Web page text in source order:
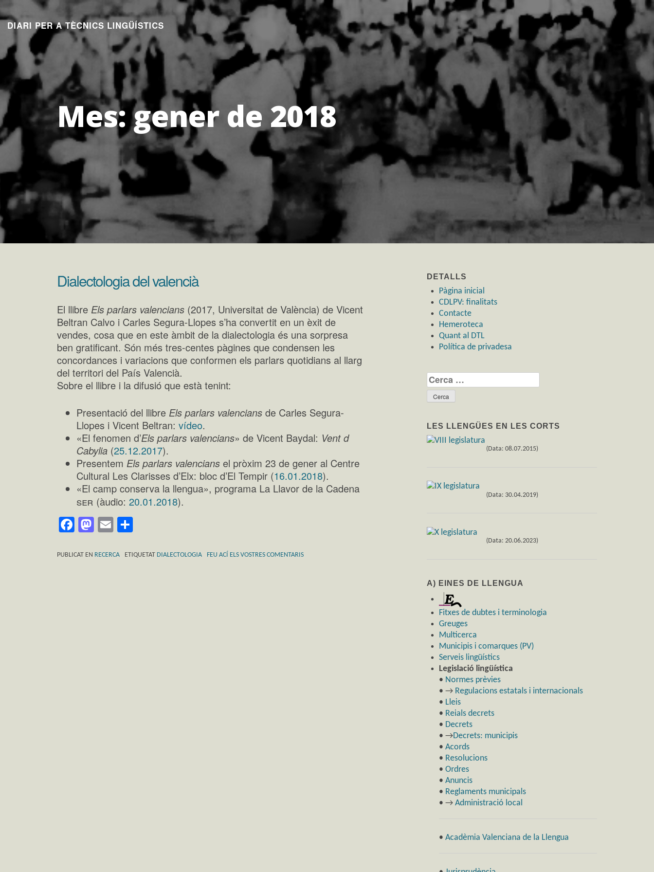
Aneu
al
contingut
DIARI PER A TÈCNICS LINGÜÍSTICS
Mes:gener de 2018
Dialectologia del valencià
El llibre Els parlars valencians (2017, Universitat de València) de Vicent
Beltran Calvo i Carles Segura-Llopes s’ha convertit en un èxit de
vendes, cosa que en este àmbit de la dialectologia és una sorpresa
ben gratificant. Són més tres-centes pàgines que condensen les
concordances i variacions que conformen els parlars quotidians al llarg
del territori del País Valencià.
Sobre el llibre i la difusió que està tenint:
Presentació del llibre Els parlars valencians de Carles Segura-
Llopes i Vicent Beltran: vídeo.
«El fenomen d’Els parlars valencians» de Vicent Baydal: Vent d
Cabylia (25.12.2017).
Presentem Els parlars valencians el pròxim 23 de gener al Centre
Cultural Les Clarisses d’Elx: bloc d’El Tempir (16.01.2018).
«El camp conserva la llengua», programa La Llavor de la Cadena
ser (àudio: 20.01.2018).
Facebook
Mastodon
Email
PUBLICAT EN RECERCA ETIQUETAT DIALECTOLOGIA FEU ACÍ ELS VOSTRES COMENTARIS
DETALLS
Pàgina inicial
CDLPV: finalitats
Contacte
Hemeroteca
Quant al DTL
Política de privadesa
Cerca:
LES LLENGÜES EN LES CORTS
(Data: 08.07.2015)
(Data: 30.04.2019)
(Data: 20.06.2023)
A) EINES DE LLENGUA
Fitxes de dubtes i terminologia
Greuges
Multicerca
Municipis i comarques (PV)
Serveis lingüístics
Legislació lingüística
• Normes prèvies
• → Regulacions estatals i internacionals
• Lleis
• Reials decrets
• Decrets
• →Decrets: municipis
• Acords
• Resolucions
• Ordres
• Anuncis
• Reglaments municipals
• → Administració local
• Acadèmia Valenciana de la Llengua